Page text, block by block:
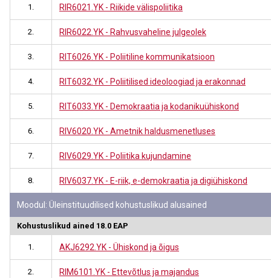
1. RIR6021.YK - Riikide välispoliitika
2. RIR6022.YK - Rahvusvaheline julgeolek
3. RIT6026.YK - Poliitiline kommunikatsioon
4. RIT6032.YK - Poliitilised ideoloogiad ja erakonnad
5. RIT6033.YK - Demokraatia ja kodanikuühiskond
6. RIV6020.YK - Ametnik haldusmenetluses
7. RIV6029.YK - Poliitika kujundamine
8. RIV6037.YK - E-riik, e-demokraatia ja digiühiskond
Moodul: Üleinstituudilised kohustuslikud alusained
Kohustuslikud ained 18.0 EAP
1. AKJ6292.YK - Ühiskond ja õigus
2. RIM6101.YK - Ettevõtlus ja majandus